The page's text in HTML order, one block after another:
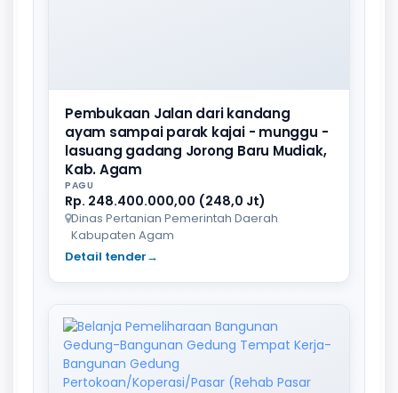
Pembukaan Jalan dari kandang
ayam sampai parak kajai - munggu -
lasuang gadang Jorong Baru Mudiak,
Kab. Agam
PAGU
Rp. 248.400.000,00 (248,0 Jt)
Dinas Pertanian Pemerintah Daerah
Kabupaten Agam
Detail tender→